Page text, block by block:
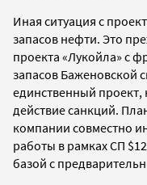
Иная ситуация с
запасов нефти. Это
проекта «Лукойла» с
запасов Баженовской
единственный
действие санкций.
компании совместно
работы в рамках СП
базой с